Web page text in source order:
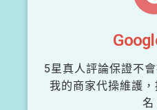
5星真人評論保證不
我的商家代操維護
名